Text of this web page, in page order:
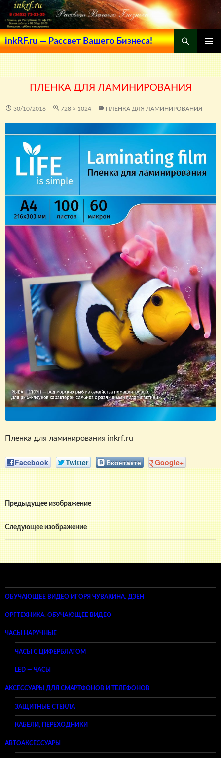
inkRF.ru — Рассвет Вашего Бизнеса!
Поиск
МЕНЮ
К
СОДЕРЖИМОМУ
ПЛЕНКА ДЛЯ ЛАМИНИРОВАНИЯ
30/10/2016 728 × 1024 ПЛЕНКА ДЛЯ ЛАМИНИРОВАНИЯ
Пленка для ламинирования inkrf.ru
Facebook Twitter Вконтакте Google+
Предыдущее изображение
Следующее изображение
ОБУЧАЮЩЕЕ ВИДЕО ИГОРЯ ЧУВАКИНА. ДЗЕН
ОРГТЕХНИКА. ОБУЧАЮЩЕЕ ВИДЕО
ЧАСЫ НАРУЧНЫЕ
ЧАСЫ С ЦИФЕРБЛАТОМ
LED — ЧАСЫ
АКСЕССУАРЫ ДЛЯ СМАРТФОНОВ И ТЕЛЕФОНОВ
ЗАЩИТНЫЕ СТЕКЛА
КАБЕЛИ, ПЕРЕХОДНИКИ
АВТОАКСЕССУАРЫ